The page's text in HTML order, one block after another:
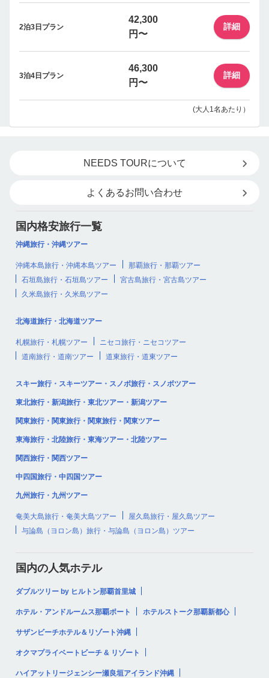
2泊3日プラン
42,300
円〜
詳細
3泊4日プラン
46,300
円〜
詳細
(大人1名あたり）
NEEDS TOURについて
よくあるお問い合わせ
国内格安旅行一覧
沖縄旅行・沖縄ツアー
沖縄本島旅行・沖縄本島ツアー
那覇旅行・那覇ツアー
石垣島旅行・石垣島ツアー
宮古島旅行・宮古島ツアー
久米島旅行・久米島ツアー
北海道旅行・北海道ツアー
札幌旅行・札幌ツアー
ニセコ旅行・ニセコツアー
道南旅行・道南ツアー
道東旅行・道東ツアー
スキー旅行・スキーツアー・スノボ旅行・スノボツアー
東北旅行・新潟旅行・東北ツアー・新潟ツアー
関東旅行・関東旅行・関東旅行・関東ツアー
東海旅行・北陸旅行・東海ツアー・北陸ツアー
関西旅行・関西ツアー
中四国旅行・中四国ツアー
九州旅行・九州ツアー
奄美大島旅行・奄美大島ツアー
屋久島旅行・屋久島ツアー
与論島（ヨロン島）旅行・与論島（ヨロン島）ツアー
国内の人気ホテル
ダブルツリー by ヒルトン那覇首里城
ホテル・アンドルームス那覇ポート ホテルストーク那覇新都心
サザンビーチホテル＆リゾート沖縄
オクマプライベートビーチ & リゾート
ハイアットリージェンシー瀬良垣アイランド沖縄